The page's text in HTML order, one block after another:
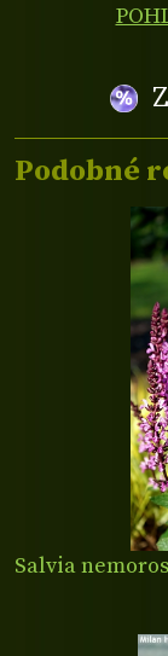
Podobné
Salvia